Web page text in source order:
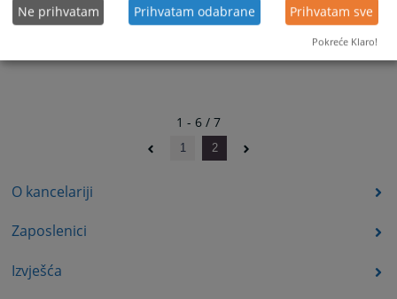
O kancelariji
Zaposlenici
Izvješća
1 - 6 / 7
1 2
Ne prihvatam Prihvatam odabrane Prihvatam sve
Pokreće Klaro!